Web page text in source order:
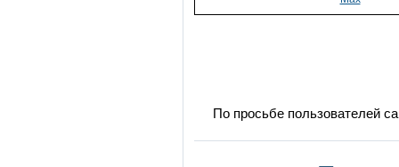
По просьбе пользователей